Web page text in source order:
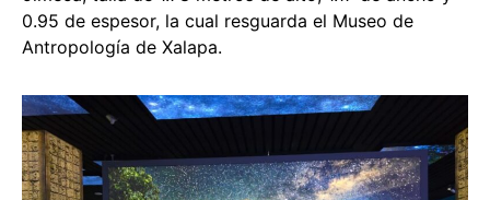
0.95 de espesor, la cual resguarda el Museo de
Antropología de Xalapa.